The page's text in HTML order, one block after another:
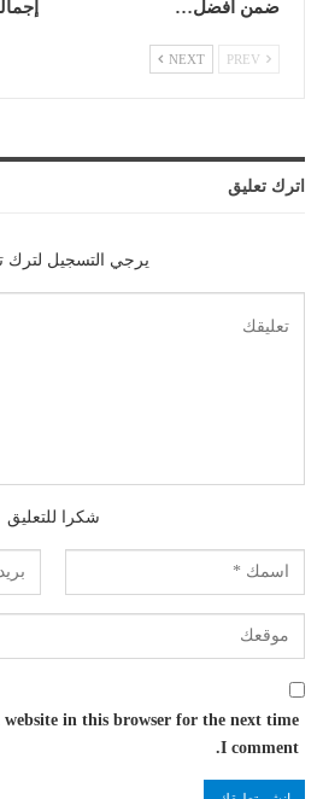
ضمن أفضل…
NEXT
اترك تعليق
يرجي التسجيل لترك
شكرا للتعليق
website in this browser for the next time
I comment.